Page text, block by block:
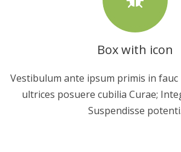
Box with icon
Vestibulum ante ipsum primis in
ultrices posuere cubilia Curae;
Suspendisse potenti.